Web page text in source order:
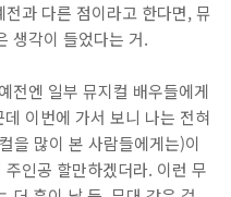
과 다른 점이라고 한다면, 뮤
생각이 들었다는 거.
전엔 일부 뮤지컬 배우들에게
이번에 가서 보니 나는 전혀
을 많이 본 사람들에게는)이
인공 할만하겠더라. 이런 무